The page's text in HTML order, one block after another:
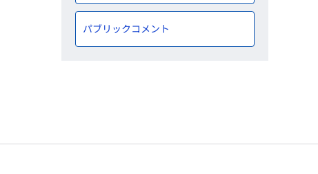
パブリックコメント